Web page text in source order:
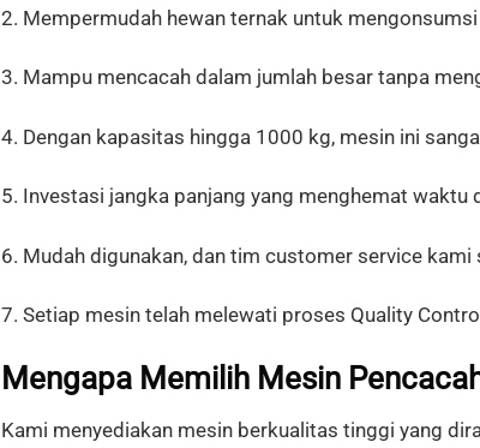
2. Mempermudah hewan ternak untuk mengonsumsi
3. Mampu mencacah dalam jumlah besar tanpa
4. Dengan kapasitas hingga 1000 kg, mesin ini
5. Investasi jangka panjang yang menghemat waktu
6. Mudah digunakan, dan tim customer service kami
7. Setiap mesin telah melewati proses Quality Control
Mengapa Memilih Mesin
Kami menyediakan mesin berkualitas tinggi yang